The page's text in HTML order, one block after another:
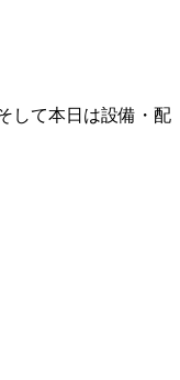
して本日は設備・配